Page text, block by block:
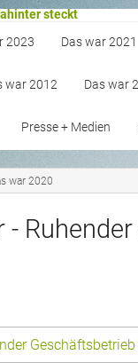
steckt
2023 Das war 2021
war 2012 Das war
Presse + Medien
war 2020
-